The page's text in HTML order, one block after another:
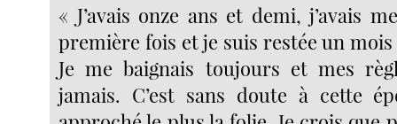
« J’avais onze ans et demi, j’avais
première fois et je suis restée un mois
Je me baignais toujours et mes
jamais. C’est sans doute à cette